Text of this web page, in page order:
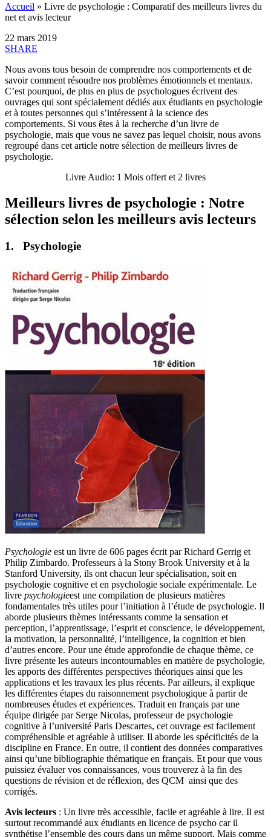
Accueil » Livre de psychologie : Comparatif des meilleurs livres du
net et avis lecteur
22 mars 2019
SHARE
Nous avons tous besoin de comprendre nos comportements et de
savoir comment résoudre nos problèmes émotionnels et mentaux.
C’est pourquoi, de plus en plus de psychologues écrivent des
ouvrages qui sont spécialement dédiés aux étudiants en psychologie
et à toutes personnes qui s’intéressent à la science des
comportements. Si vous êtes à la recherche d’un livre de
psychologie, mais que vous ne savez pas lequel choisir, nous avons
regroupé dans cet article notre sélection de meilleurs livres de
psychologie.
Livre Audio: 1 Mois offert et 2 livres
Meilleurs livres de psychologie : Notre
sélection selon les meilleurs avis lecteurs
1. Psychologie
Psychologie est un livre de 606 pages écrit par Richard Gerrig et
Philip Zimbardo. Professeurs à la Stony Brook University et à la
Stanford University, ils ont chacun leur spécialisation, soit en
psychologie cognitive et en psychologie sociale expérimentale. Le
livre psychologieest une compilation de plusieurs matières
fondamentales très utiles pour l’initiation à l’étude de psychologie. Il
aborde plusieurs thèmes intéressants comme la sensation et
perception, l’apprentissage, l’esprit et conscience, le développement,
la motivation, la personnalité, l’intelligence, la cognition et bien
d’autres encore. Pour une étude approfondie de chaque thème, ce
livre présente les auteurs incontournables en matière de psychologie,
les apports des différentes perspectives théoriques ainsi que les
applications et les travaux les plus récents. Par ailleurs, il explique
les différentes étapes du raisonnement psychologique à partir de
nombreuses études et expériences. Traduit en français par une
équipe dirigée par Serge Nicolas, professeur de psychologie
cognitive à l’université Paris Descartes, cet ouvrage est facilement
compréhensible et agréable à utiliser. Il aborde les spécificités de la
discipline en France. En outre, il contient des données comparatives
ainsi qu’une bibliographie thématique en français. Et pour que vous
puissiez évaluer vos connaissances, vous trouverez à la fin des
questions de révision et de réflexion, des QCM ainsi que des
corrigés.
Avis lecteurs : Un livre très accessible, facile et agréable à lire. Il est
surtout recommandé aux étudiants en licence de psycho car il
synthétise l’ensemble des cours dans un même support. Mais comme